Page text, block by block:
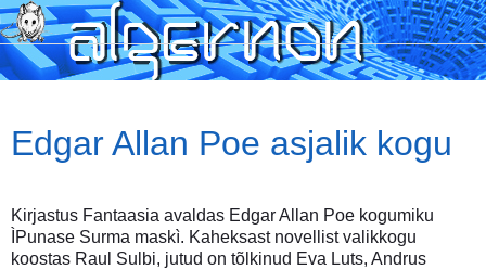
Skip
to
main
content
Edgar Allan Poe asjalik kogu
Kirjastus Fantaasia avaldas Edgar Allan Poe kogumiku
ÌPunase Surma maskì. Kaheksast novellist valikkogu
koostas Raul Sulbi, jutud on tõlkinud Eva Luts, Andrus